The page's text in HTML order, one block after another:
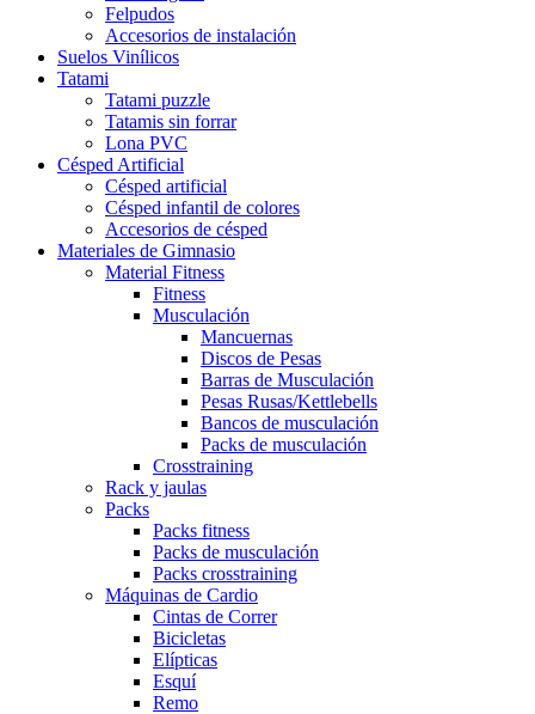
Felpudos
Accesorios de instalación
Suelos Vinílicos
Tatami
Tatami puzzle
Tatamis sin forrar
Lona PVC
Césped Artificial
Césped artificial
Césped infantil de colores
Accesorios de césped
Materiales de Gimnasio
Material Fitness
Fitness
Musculación
Mancuernas
Discos de Pesas
Barras de Musculación
Pesas Rusas/Kettlebells
Bancos de musculación
Packs de musculación
Crosstraining
Rack y jaulas
Packs
Packs fitness
Packs de musculación
Packs crosstraining
Máquinas de Cardio
Cintas de Correr
Bicicletas
Elípticas
Esquí
Remo